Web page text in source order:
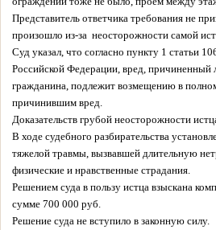
Представитель ответчика требования не
произошло из-за неосторожности самой
Суд указал, что согласно пункту 1 статьи
Российской Федерации, вред, причиненный
гражданина, подлежит возмещению в
причинившим вред.
Доказательств грубой неосторожности
В ходе судебного разбирательства
тяжелой травмы, вызвавшей длительную
физические и нравственные страдания.
Решением суда в пользу истца взыскана
сумме 700 000 руб.
Решение суда не вступило в законную силу.